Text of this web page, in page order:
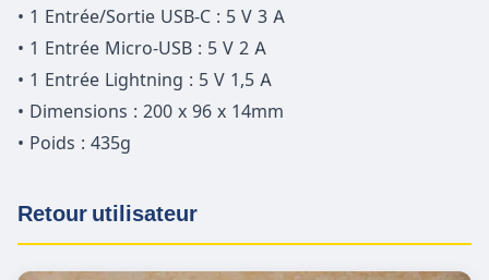
• 1 Entrée/Sortie USB-C : 5 V 3 A
• 1 Entrée Micro-USB : 5 V 2 A
• 1 Entrée Lightning : 5 V 1,5 A
• Dimensions : 200 x 96 x 14mm
• Poids : 435g
Retour utilisateur